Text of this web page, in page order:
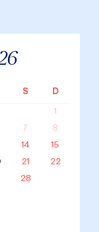
S
D
1
7
8
14
15
21
22
28